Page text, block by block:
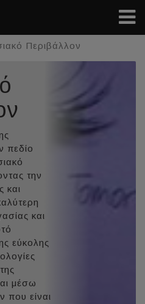
Περιβάλλον
πεδίο
την
και
και
εύκολης
μέσω
που είναι